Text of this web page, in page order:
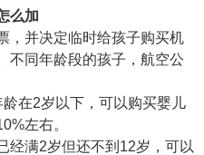
么加
并决定临时给孩子购买机
不同年龄段的孩子，航空公
在2岁以下，可以购买婴儿
左右。
满2岁但还不到12岁，可以